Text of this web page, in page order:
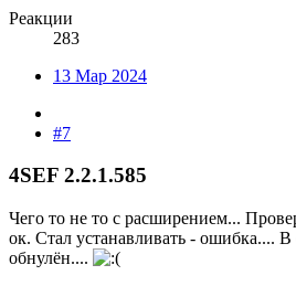
Реакции
283
13 Мар 2024
#7
4SEF 2.2.1.585​
Чего то не то с расширением...
ок. Стал устанавливать - ошибка....
обнулён....